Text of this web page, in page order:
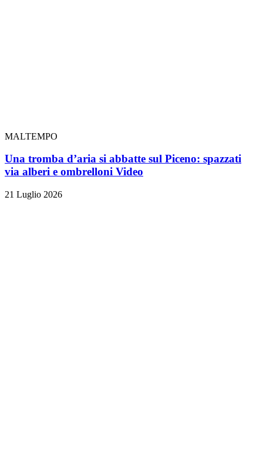
MALTEMPO
Una tromba d’aria si abbatte sul Piceno: spazzati
via alberi e ombrelloni Video
21 Luglio 2026